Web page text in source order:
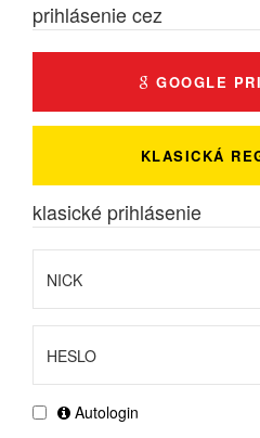
prihlásenie cez
GOOGLE
KLASICKÁ
klasické prihlásenie
Autologin